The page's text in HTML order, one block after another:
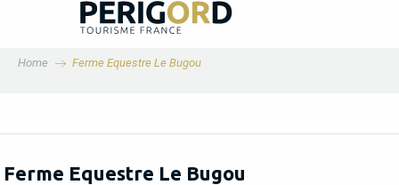
Home Ferme Equestre Le Bugou
Ferme Equestre Le Bugou